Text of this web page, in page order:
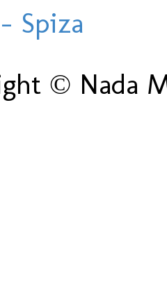
Spiza
© Nada